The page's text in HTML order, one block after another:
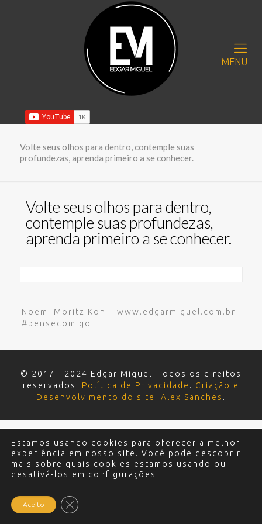
MENU
Volte seus olhos para dentro, contemple suas
profundezas, aprenda primeiro a se conhecer.
Volte seus olhos para dentro,
contemple suas profundezas,
aprenda primeiro a se conhecer.
Noemi Moritz Kon – www.edgarmiguel.com.br
#pensecomigo
© 2017 - 2024 Edgar Miguel. Todos os direitos
reservados. Política de Privacidade . Criação e
Desenvolvimento do site: Alex Sanches .
Estamos usando cookies para oferecer a melhor
experiência em nosso site. Você pode descobrir
mais sobre quais cookies estamos usando ou
desativá-los em configurações .
Aceito Close GDPR Cookie Banner